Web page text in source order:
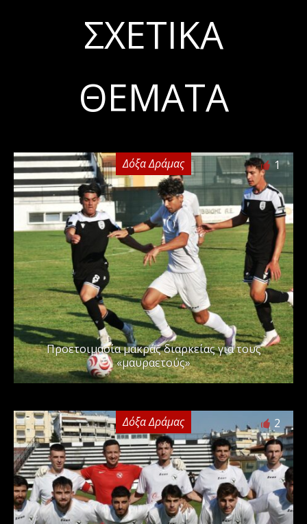
ΣΧΕΤΙΚΆ
ΘΈΜΑΤΑ
Δόξα Δράμας 1
Προετοιμασία μακράς διαρκείας για τους
«μαυραετούς»
Δόξα Δράμας 2